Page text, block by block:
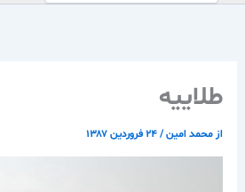
طلاييه
از محمد امین/۲۴ فروردین ۱۳۸۷